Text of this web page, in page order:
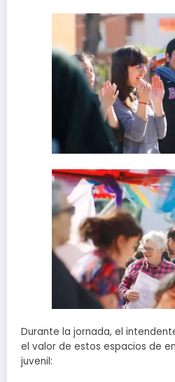
Durante la jornada, el
el valor de estos espacios de
juvenil: